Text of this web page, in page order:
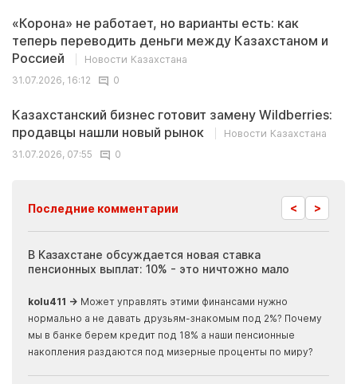
«Корона» не работает, но варианты есть: как
теперь переводить деньги между Казахстаном и
Россией
Новости Казахстана
31.07.2026, 16:12
0
Казахстанский бизнес готовит замену Wildberries:
продавцы нашли новый рынок
Новости Казахстана
31.07.2026, 07:55
0
Последние комментарии < >
В Казахстане обсуждается новая ставка
пенсионных выплат: 10% - это ничтожно мало
kolu411 → Может управлять этими финансами нужно
нормально а не давать друзьям-знакомым под 2%? Почему
мы в банке берем кредит под 18% а наши пенсионные
накопления раздаются под мизерные проценты по миру?